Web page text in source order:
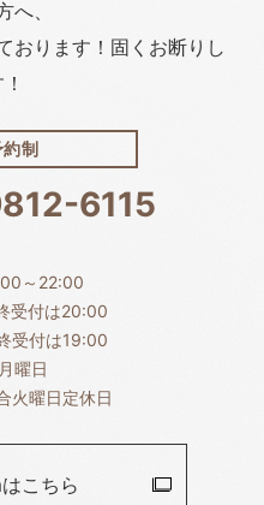
へ、
おります！固くお断りし
制
6115
～22:00
受付は20:00
受付は19:00
曜日
火曜日定休日
こちら